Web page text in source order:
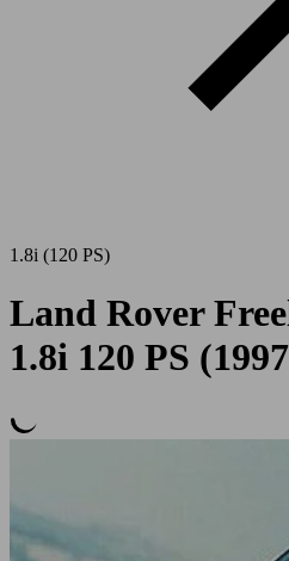
1.8i (120 PS)
Land Rover
1.8i 120 PS